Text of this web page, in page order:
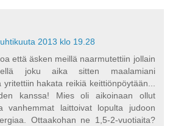
2013 klo 19.28
että äsken meillä naarmutettiin jollain
joku aika sitten maalamiani
hakata reikiä keittiönpöytään...
kanssa! Mies oli aikoinaan ollut
vanhemmat laittoivat lopulta judoon
Ottaakohan ne 1,5-2-vuotiaita?